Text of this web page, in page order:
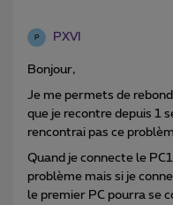
P PXVI
Bonjour,
Je me permets de
que je recontre depuis 1
rencontrai pas ce
Quand je connecte le
problème mais si je
le premier PC pourra se